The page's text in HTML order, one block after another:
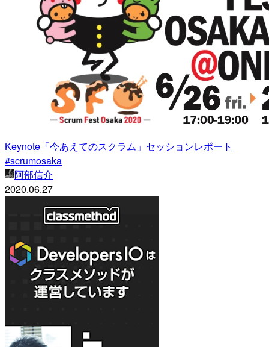
Keynote「今あえてのスクラム」セッションレポート
#scrumosaka
阿部信介
2020.06.27